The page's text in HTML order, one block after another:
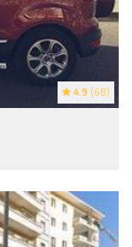
4.9 (68)